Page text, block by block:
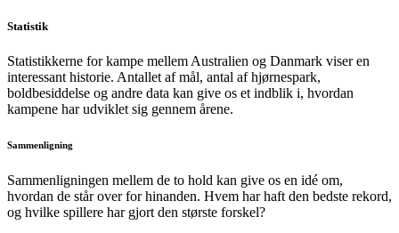
Statistik
Statistikkerne for kampe mellem Australien og Danmark viser en
interessant historie. Antallet af mål, antal af hjørnespark,
boldbesiddelse og andre data kan give os et indblik i, hvordan
kampene har udviklet sig gennem årene.
Sammenligning
Sammenligningen mellem de to hold kan give os en idé om,
hvordan de står over for hinanden. Hvem har haft den bedste rekord,
og hvilke spillere har gjort den største forskel?